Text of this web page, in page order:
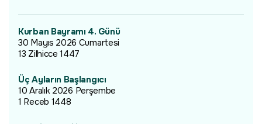
Kurban Bayramı 4. Günü
30 Mayıs 2026 Cumartesi
13 Zilhicce 1447
Üç Ayların Başlangıcı
10 Aralık 2026 Perşembe
1 Receb 1448